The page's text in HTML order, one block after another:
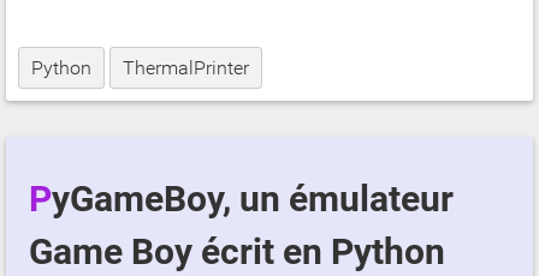
Python ThermalPrinter
PyGameBoy, un émulateur
Game Boy écrit en Python